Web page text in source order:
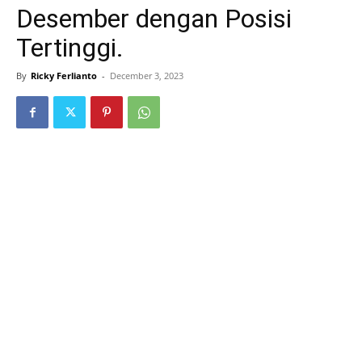
Desember dengan Posisi
Tertinggi.
By Ricky Ferlianto - December 3, 2023